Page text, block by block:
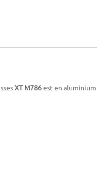
XT M786est en